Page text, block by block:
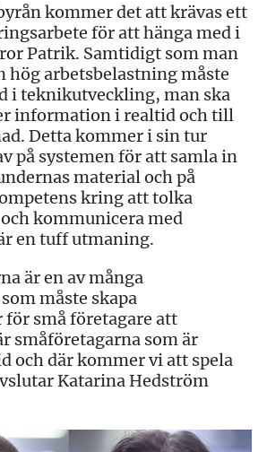
kommer det att krävas ett
för att hänga med i
Patrik. Samtidigt som man
hög arbetsbelastning måste
i teknikutveckling, man ska
information i realtid och till
Detta kommer i sin tur
på systemen för att samla in
material och på
kring att tolka
kommunicera med
en tuff utmaning.
är en av många
måste skapa
små företagare att
småföretagarna som är
och där kommer vi att spela
Katarina Hedström